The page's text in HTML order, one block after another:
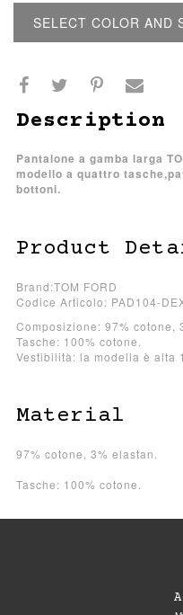
SELECT COLOR AND
Description
Pantalone a gamba larga
modello a quattro
bottoni.
Product
Brand:TOM FORD
Codice Articolo: PAD104-
Composizione: 97% cotone,
Tasche: 100% cotone.
Vestibilità: la modella è alta
Material
97% cotone, 3% elastan.
Tasche: 100% cotone.